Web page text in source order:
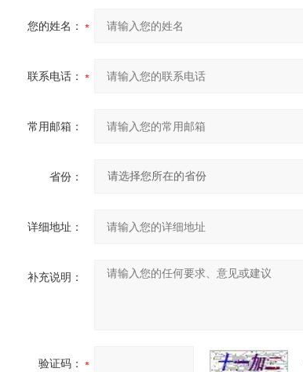
您的姓名：
联系电话：
常用邮箱：
省份：
详细地址：
补充说明：
验证码：